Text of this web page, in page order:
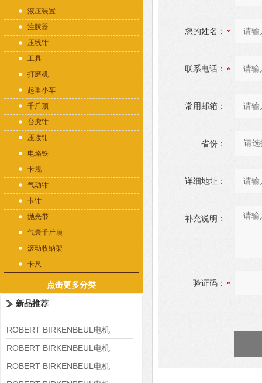
液压装置
注胶器
压线钳
工具
打磨机
起重小车
千斤顶
台虎钳
压接钳
电烙铁
卡规
气动钳
卡钳
抛光带
气囊千斤顶
滚动收纳架
卡尺
点击更多分类
新品推荐
ROBERT BIRKENBEUL电机
8APE225M-4-IE3
ROBERT BIRKENBEUL电机
8APE180L-4 IE3
ROBERT BIRKENBEUL电机
您的姓名：
联系电话：
常用邮箱：
省份：
详细地址：
补充说明：
验证码：